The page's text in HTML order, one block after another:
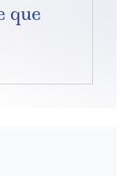
que